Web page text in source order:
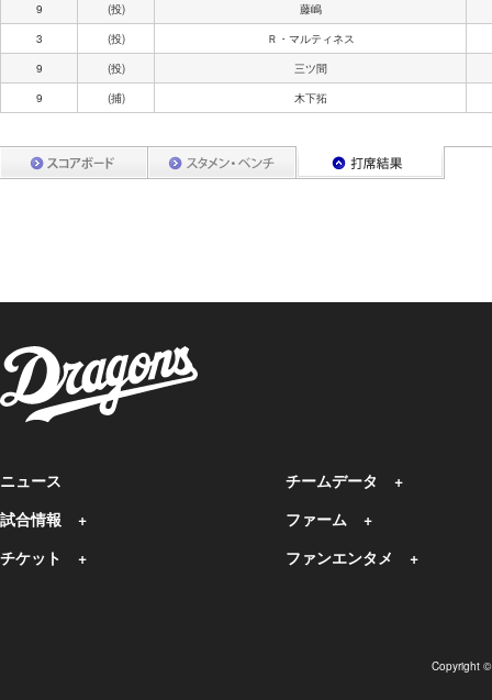
9
(投)
藤嶋
3
(投)
Ｒ・マルティネス
9
(投)
三ツ間
9
(捕) 木下拓
ニュース
試合情報
チケット
チームデータ
ファーム
ファンエンタメ
Copyright